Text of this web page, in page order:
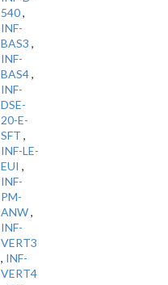
540,
INF-
BAS3 ,
INF-
BAS4,
INF-
DSE-
20-E-
SFT ,
INF-LE-
EUI ,
INF-
PM-
ANW,
INF-
VERT3
, INF-
VERT4